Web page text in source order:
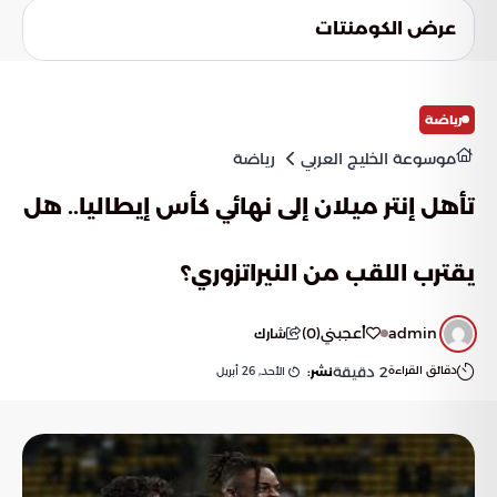
عرض الكومنتات
رياضة
موسوعة الخليج العربي رياضة
تأهل إنتر ميلان إلى نهائي كأس إيطاليا.. هل
يقترب اللقب من النيراتزوري؟
admin أعجبني(
0
) شارك
دقائق القراءة2 دقيقةنشر: الأحد, 26 أبريل